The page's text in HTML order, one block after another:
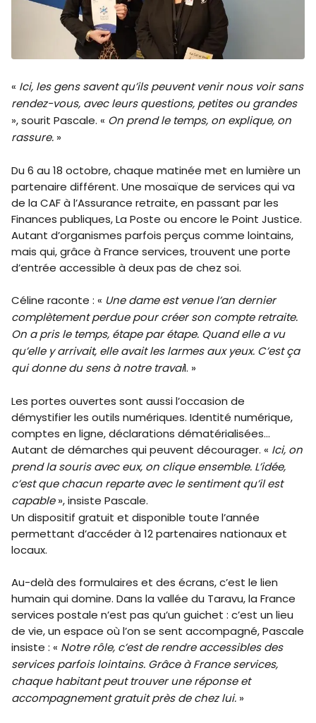
« Ici, les gens savent qu’ils peuvent venir nous voir sans
rendez-vous, avec leurs questions, petites ou grandes
», sourit Pascale. « On prend le temps, on explique, on
rassure. »
Du 6 au 18 octobre, chaque matinée met en lumière un
partenaire différent. Une mosaïque de services qui va
de la CAF à l’Assurance retraite, en passant par les
Finances publiques, La Poste ou encore le Point Justice.
Autant d’organismes parfois perçus comme lointains,
mais qui, grâce à France services, trouvent une porte
d’entrée accessible à deux pas de chez soi.
Céline raconte : « Une dame est venue l’an dernier
complètement perdue pour créer son compte retraite.
On a pris le temps, étape par étape. Quand elle a vu
qu’elle y arrivait, elle avait les larmes aux yeux. C’est ça
qui donne du sens à notre travail. »
Les portes ouvertes sont aussi l’occasion de
démystifier les outils numériques. Identité numérique,
comptes en ligne, déclarations dématérialisées…
Autant de démarches qui peuvent décourager. « Ici, on
prend la souris avec eux, on clique ensemble. L’idée,
c’est que chacun reparte avec le sentiment qu’il est
capable», insiste Pascale.
Un dispositif gratuit et disponible toute l’année
permettant d’accéder à 12 partenaires nationaux et
locaux.
Au-delà des formulaires et des écrans, c’est le lien
humain qui domine. Dans la vallée du Taravu, la France
services postale n’est pas qu’un guichet : c’est un lieu
de vie, un espace où l’on se sent accompagné, Pascale
insiste : « Notre rôle, c’est de rendre accessibles des
services parfois lointains. Grâce à France services,
chaque habitant peut trouver une réponse et
accompagnement gratuit près de chez lui. »